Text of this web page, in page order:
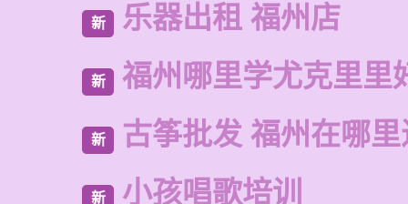
新 乐器出租 福州店
新 福州哪里学尤克里里
新 古筝批发 福州在哪
新 小孩唱歌培训